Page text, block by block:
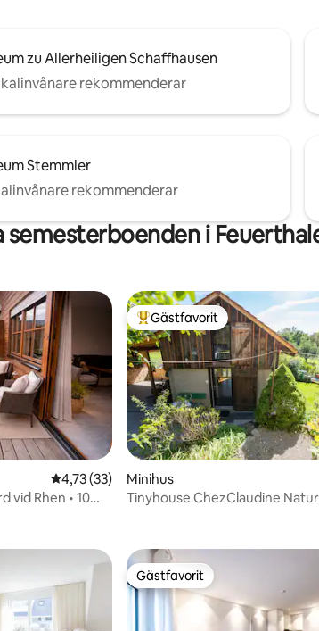
zu Allerheiligen Schaffhausen
rekommenderar
Stemmler
rekommenderar
semesterboenden i
4,73 av 5 i genomsnittligt betyg, 33
4,73 (33)
vid Rhen • 10
Populär gästfavorit
Gästfavorit
Minihus
Tinyhouse ChezClaudine
Gästfavorit
Gästfavorit